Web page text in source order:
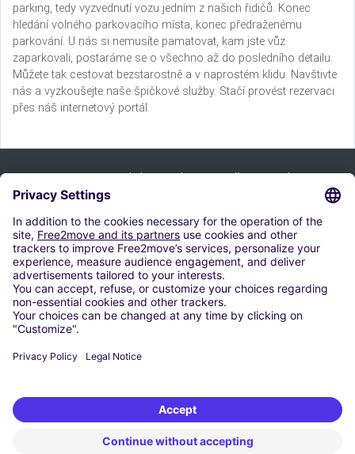
parking, tedy vyzvednutí vozu jedním z našich řidičů. Konec
hledání volného parkovacího místa, konec předraženému
parkování. U nás si nemusíte pamatovat, kam jste vůz
zaparkovali, postaráme se o všechno až do posledního detailu.
Můžete tak cestovat bezstarostně a v naprostém klidu. Navštivte
nás a vyzkoušejte naše špičkové služby. Stačí provést rezervaci
přes náš internetový portál.
Prijavi se na bilten i iskoristi naše ponude:
Pretplati se